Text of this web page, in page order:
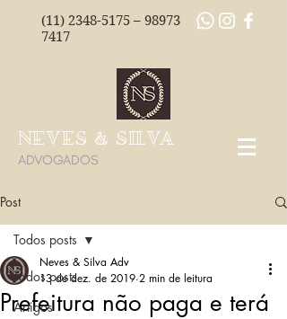
(11) 2348-5175 – 98973
7417
NEVES & SILVA
ADVOGADOS
Post
Todos posts
Artigos
Todos posts
Prefeitura não paga e terá
Neves & Silva Adv
13 de dez. de 2019 2 min de leitura